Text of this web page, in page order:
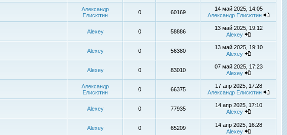
Александр
Елисютин
0 60169
14 май 2025, 14:05
Александр Елисютин
Alexey 0 58886
13 май 2025, 19:12
Alexey
Alexey 0 56380
13 май 2025, 19:10
Alexey
Alexey 0 83010
07 май 2025, 17:23
Alexey
Александр
Елисютин
0 66375
17 апр 2025, 17:28
Александр Елисютин
Alexey 0 77935
14 апр 2025, 17:10
Alexey
Alexey 0 65209
14 апр 2025, 16:28
Alexey